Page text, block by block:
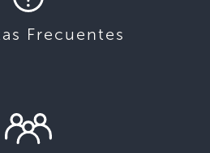
Frecuentes